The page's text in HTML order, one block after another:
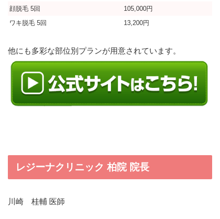
顔脱毛 5回
105,000円
ワキ脱毛 5回
13,200円
他にも多彩な部位別プランが用意されています。
レジーナクリニック 柏院 院長
川崎 桂輔 医師